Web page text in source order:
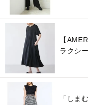
【
ラクシ
「しま